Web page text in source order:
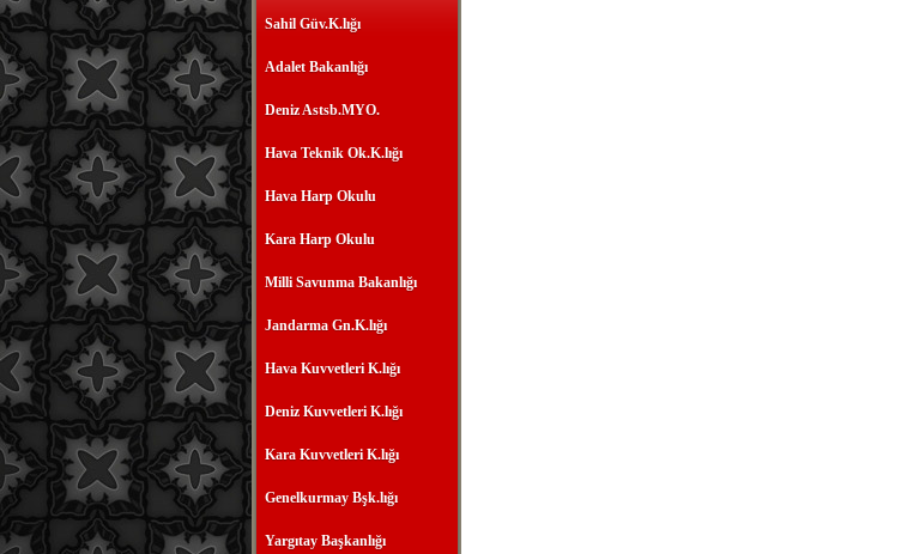
Sahil Güv.K.lığı
Adalet Bakanlığı
Deniz Astsb.MYO.
Hava Teknik Ok.K.lığı
Hava Harp Okulu
Kara Harp Okulu
Milli Savunma Bakanlığı
Jandarma Gn.K.lığı
Hava Kuvvetleri K.lığı
Deniz Kuvvetleri K.lığı
Kara Kuvvetleri K.lığı
Genelkurmay Bşk.lığı
Yargıtay Başkanlığı